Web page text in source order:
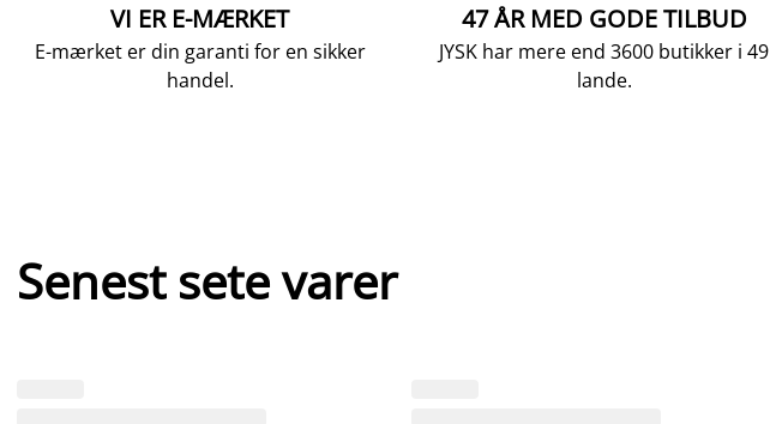
VI ER E-MÆRKET
E-mærket er din garanti for en sikker
handel.
47 ÅR MED GODE TILBUD
JYSK har mere end 3600 butikker i 49
lande.
Senest sete varer